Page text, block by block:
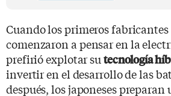
Cuando los primeros
comenzaron a pensar en la
prefirió explotar su tecnología
invertir en el desarrollo de las
después, los japoneses